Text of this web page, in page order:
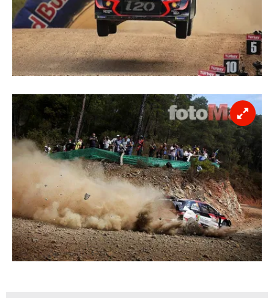
sınırlı olarak açık rızanız dahilinde kullanılacaktır.
Çerezlere ilişkin tercihlerinizi aşağıda yer alan panel
vasıtasıyla belirleyebilirsiniz. Çerezlere ilişkin detaylı bilgi
için Ayarlar butonuna tıklayabilir,Çerez Bilgilendirme
Metnimiziziyaret edebilirsiniz.
6698 sayılı Kişisel Verilerin Korunması Kanunu uyarınca
hazırlanmış Aydınlatma Metnimizi okumak ve sitemizde
ilgili mevzuata uygun olarak kullanılan çerezlerle ilgili bilgi
almak için lütfentıklayınız.